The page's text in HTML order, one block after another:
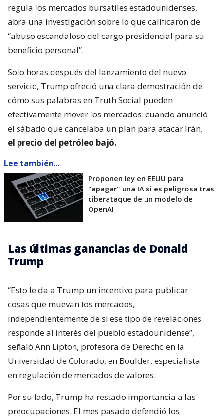
regula los mercados bursátiles estadounidenses,
abra una investigación sobre lo que calificaron de
“abuso escandaloso del cargo presidencial para su
beneficio personal”.
Solo horas después del lanzamiento del nuevo
servicio, Trump ofreció una clara demostración de
cómo sus palabras en Truth Social pueden
efectivamente mover los mercados: cuando anunció
el sábado que cancelaba un plan para atacar Irán,
el precio del petróleo bajó.
Lee también...
Proponen ley en EEUU para
"apagar" una IA si es peligrosa tras
ciberataque de un modelo de
OpenAI
Las últimas ganancias de Donald
Trump
“Esto le da a Trump un incentivo para publicar
cosas que muevan los mercados,
independientemente de si ese tipo de revelaciones
responde al interés del pueblo estadounidense”,
señaló Ann Lipton, profesora de Derecho en la
Universidad de Colorado, en Boulder, especialista
en regulación de mercados de valores.
Por su lado, Trump ha restado importancia a las
preocupaciones. El mes pasado defendió los